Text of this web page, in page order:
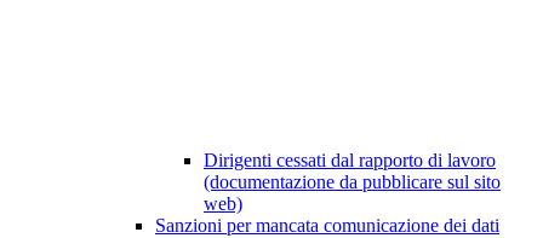
Dirigenti cessati dal rapporto di lavoro
(documentazione da pubblicare sul sito
web)
Sanzioni per mancata comunicazione dei dati